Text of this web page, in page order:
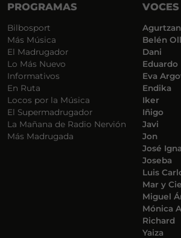
PROGRAMAS
Bilbosport
Más Música
El Madrugador
Lo Más Nuevo
Informativos
En Ruta
Locos por la Música
El Supermadrugador
La Mañana de Radio Nervión
Más Madrugada
VOCES
Belén
Dani
Eduardo
Eva
Endika
Iker
Iñigo
Javi
Jon
José
Joseba
Luis
Mar y
Miguel
Mónica
Richard
Yaiza